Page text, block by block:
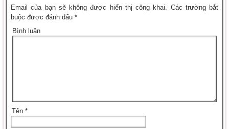
Email của bạn sẽ không được hiển thị công khai. Các trường bắt
buộc được đánh dấu *
Bình luận
Tên *